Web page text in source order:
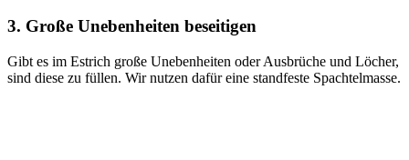
3. Große Unebenheiten beseitigen
Gibt es im Estrich große Unebenheiten oder Ausbrüche und Löcher,
sind diese zu füllen. Wir nutzen dafür eine standfeste Spachtelmasse.